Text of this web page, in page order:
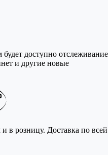
доступно отслеживание
и другие новые
в розницу. Доставка по всей